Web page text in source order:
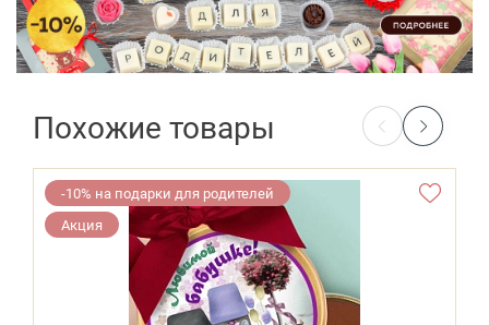
Похожие товары
-10% на подарки для родителей
Акция